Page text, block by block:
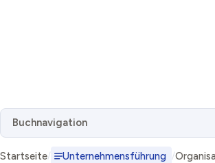
Buchnavigation
Startseite Unternehmensführung